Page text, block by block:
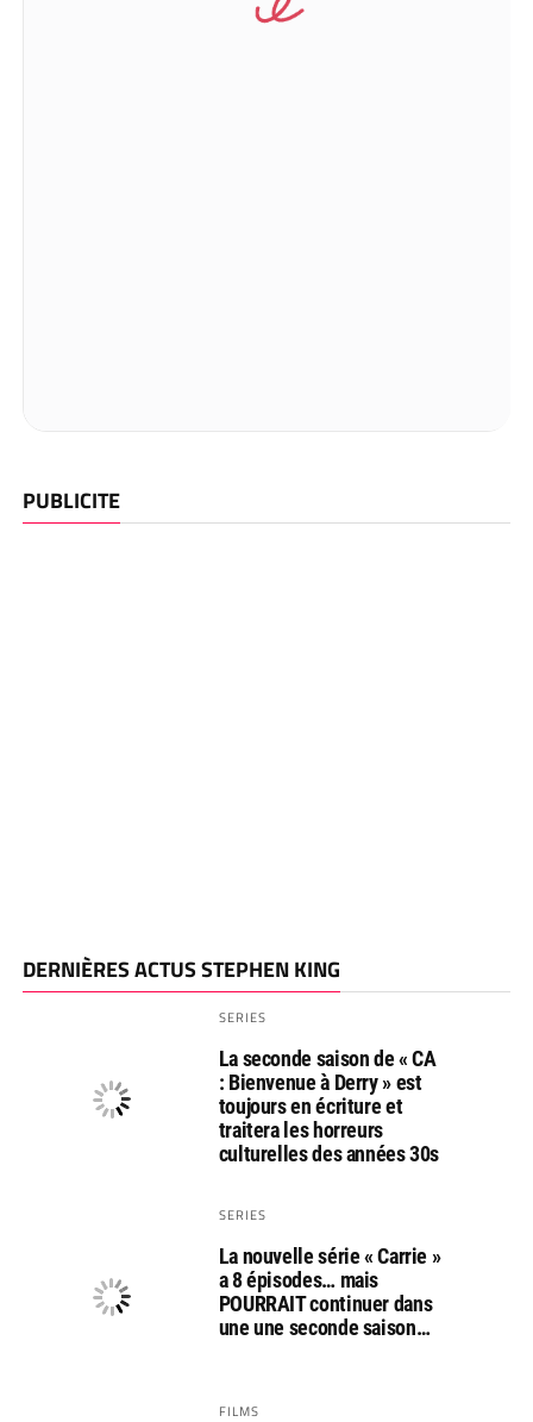
PUBLICITE
DERNIÈRES ACTUS STEPHEN KING
SERIES
La seconde saison de « CA
: Bienvenue à Derry » est
toujours en écriture et
traitera les horreurs
culturelles des années 30s
SERIES
La nouvelle série « Carrie »
a 8 épisodes… mais
POURRAIT continuer dans
une une seconde saison…
FILMS